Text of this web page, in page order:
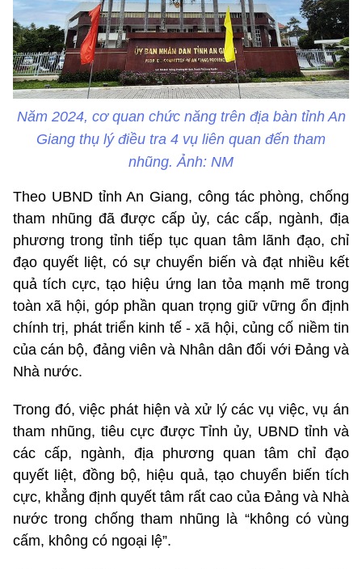
Năm 2024, cơ quan chức năng trên địa bàn tỉnh An
Giang thụ lý điều tra 4 vụ liên quan đến tham
nhũng. Ảnh: NM
Theo UBND tỉnh An Giang, công tác phòng, chống
tham nhũng đã được cấp ủy, các cấp, ngành, địa
phương trong tỉnh tiếp tục quan tâm lãnh đạo, chỉ
đạo quyết liệt, có sự chuyển biến và đạt nhiều kết
quả tích cực, tạo hiệu ứng lan tỏa mạnh mẽ trong
toàn xã hội, góp phần quan trọng giữ vững ổn định
chính trị, phát triển kinh tế - xã hội, củng cố niềm tin
của cán bộ, đảng viên và Nhân dân đối với Đảng và
Nhà nước.
Trong đó, việc phát hiện và xử lý các vụ việc, vụ án
tham nhũng, tiêu cực được Tỉnh ủy, UBND tỉnh và
các cấp, ngành, địa phương quan tâm chỉ đạo
quyết liệt, đồng bộ, hiệu quả, tạo chuyển biến tích
cực, khẳng định quyết tâm rất cao của Đảng và Nhà
nước trong chống tham nhũng là “không có vùng
cấm, không có ngoại lệ”.